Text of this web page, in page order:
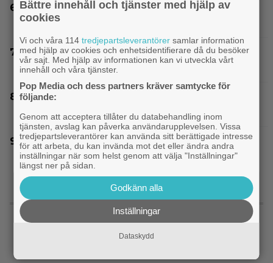
Bortglömd komedi från 1984 blev Robin
Williams favorit: ”Min bästa film”
På tv ikväll: Edward Norton gjorde sin hyllade
filmdebut i denna skarpa thriller
Nu på HBO Max: Tom Hardy gör sin bästa roll i
”fullkomligt lysande” drama från 2013
Nu på Viaplay: ”Stiliserat våld och gapskratt” i
oförutsägbar thriller från 2008
Warner Bros får kritik: AI-animerad hund gör
Bättre innehåll och tjänster med hjälp av
cookies
Vi och våra 114tredjepartsleverantörer samlar information
med hjälp av cookies och enhetsidentifierare då du besöker
vår sajt. Med hjälp av informationen kan vi utveckla vårt
innehåll och våra tjänster.
Pop Media och dess partners kräver samtycke för
följande:
Genom att acceptera tillåter du databehandling inom
tjänsten, avslag kan påverka användarupplevelsen. Vissa
tredjepartsleverantörer kan använda sitt berättigade intresse
för att arbeta, du kan invända mot det eller ändra andra
inställningar när som helst genom att välja "Inställningar"
längst ner på sidan.
Godkänn alla
Inställningar
Dataskydd